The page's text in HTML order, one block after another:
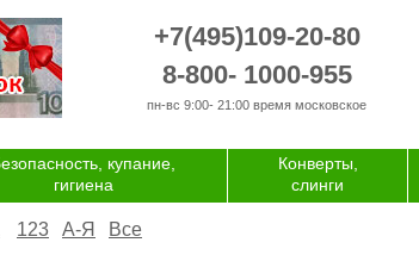
+7(495)109-20-80
8-800- 1000-955
пн-вс 9:00- 21:00 время московское
купание,
гигиена
Конверты,
слинги
123 А-Я Все